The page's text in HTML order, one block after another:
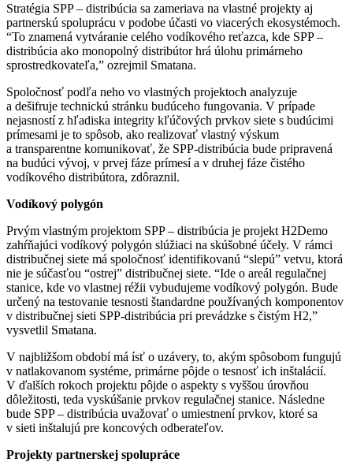
Stratégia SPP – distribúcia sa zameriava na vlastné projekty aj
partnerskú spoluprácu v podobe účasti vo viacerých ekosystémoch.
“To znamená vytváranie celého vodíkového reťazca, kde SPP –
distribúcia ako monopolný distribútor hrá úlohu primárneho
sprostredkovateľa,” ozrejmil Smatana.
Spoločnosť podľa neho vo vlastných projektoch analyzuje
a dešifruje technickú stránku budúceho fungovania. V prípade
nejasností z hľadiska integrity kľúčových prvkov siete s budúcimi
prímesami je to spôsob, ako realizovať vlastný výskum
a transparentne komunikovať, že SPP-distribúcia bude pripravená
na budúci vývoj, v prvej fáze prímesí a v druhej fáze čistého
vodíkového distribútora, zdôraznil.
Vodíkový polygón
Prvým vlastným projektom SPP – distribúcia je projekt H2Demo
zahŕňajúci vodíkový polygón slúžiaci na skúšobné účely. V rámci
distribučnej siete má spoločnosť identifikovanú “slepú” vetvu, ktorá
nie je súčasťou “ostrej” distribučnej siete. “Ide o areál regulačnej
stanice, kde vo vlastnej réžii vybudujeme vodíkový polygón. Bude
určený na testovanie tesnosti štandardne používaných komponentov
v distribučnej sieti SPP-distribúcia pri prevádzke s čistým H2,”
vysvetlil Smatana.
V najbližšom období má ísť o uzávery, to, akým spôsobom fungujú
v natlakovanom systéme, primárne pôjde o tesnosť ich inštalácií.
V ďalších rokoch projektu pôjde o aspekty s vyššou úrovňou
dôležitosti, teda vyskúšanie prvkov regulačnej stanice. Následne
bude SPP – distribúcia uvažovať o umiestnení prvkov, ktoré sa
v sieti inštalujú pre koncových odberateľov.
Projekty partnerskej spolupráce